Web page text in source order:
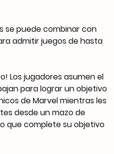
se puede combinar con
admitir juegos de hasta
Los jugadores asumen el
para lograr un objetivo
de Marvel mientras les
desde un mazo de
que complete su objetivo